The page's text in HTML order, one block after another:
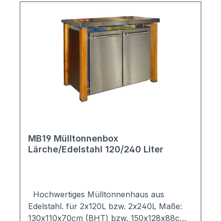
Neigung des Pultdachs zur Rückseite, damit
Regenwasser problemlos ablaufen kann
Pflanzwanne verfügt über Ablaufspeier im
Inneren des Mülltonnenhauses (Lieferung
erfolgt ohne Dekoration) Anlieferung
erfolgt als Bausatz; alle notwendigen
Bohrungen sind vorhanden; Lieferung
erfolgt inkl. aller Befestigungsmaterialien +
MB19 Mülltonnenbox
Lärche/Edelstahl 120/240 Liter
Hochwertiges Mülltonnenhaus aus
Edelstahl. für 2x120L bzw. 2x240L Maße:
130x110x70cm (BHT) bzw. 150x128x88cm